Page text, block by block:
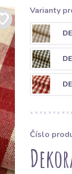
Varianty
Číslo